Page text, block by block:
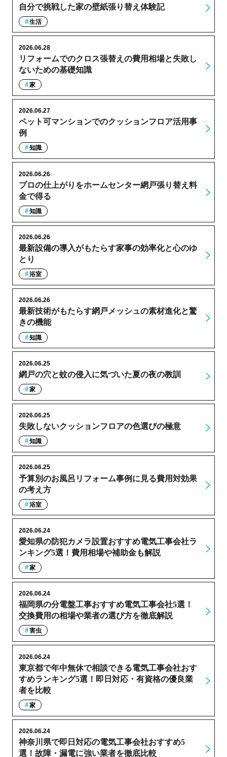
自分で挑戦した家の壁紙張り替え体験記
生活
リフォームでのクロス張替えの費用相場と失敗し
ないための基礎知識
2026.06.28
家
ペット可マンションでのクッションフロア活用事
例
2026.06.27
知識
プロの仕上がりをホームセンター網戸張り替え料
金で得る
2026.06.26
知識
最新設備の導入がもたらす家事の効率化と心のゆ
とり
2026.06.26
浴室
最新技術がもたらす網戸メッシュの素材進化と驚
きの機能
2026.06.26
知識
網戸の穴と蚊の侵入に気づいた夏の夜の教訓
2026.06.25
家
失敗しないクッションフロアの色選びの極意
2026.06.25
知識
予算別のお風呂リフォーム事例に見る費用対効果
の考え方
2026.06.25
浴室
愛知県の防犯カメラ設置おすすめ電気工事会社ラ
ンキング5選！費用相場や補助金も解説
2026.06.24
家
福岡県の分電盤工事おすすめ電気工事会社5選！
交換費用の相場や業者の選び方を徹底解説
2026.06.24
害虫
東京都で年中無休で相談できる電気工事会社おす
すめランキング5選！即日対応・有資格の優良業
者を比較
2026.06.24
家
神奈川県で即日対応の電気工事会社おすすめ5
選！故障・漏電に強い業者を徹底比較
2026.06.24